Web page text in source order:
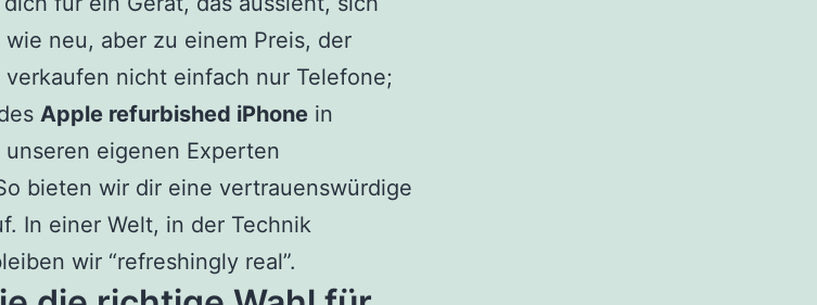
neu, aber zu einem Preis, der
nicht einfach nur Telefone;
Apple refurbished iPhone in
eigenen Experten
bieten wir dir eine vertrauenswürdige
In einer Welt, in der Technik
wir “refreshingly real”.